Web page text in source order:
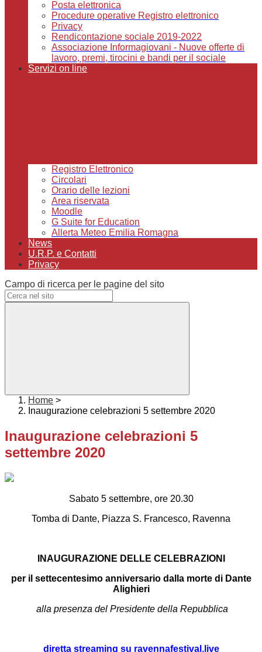
Posta elettronica
Procedure operative Registro elettronico
Privacy
Rendicontazione sociale 2019-2022
Associazione Informagiovani - Nuove offerte di
lavoro, premi, tirocini e bandi per il sociale
Servizi on line
Registro Elettronico
Circolari
Orario delle lezioni
Area riservata
Moodle
G Suite for Education
Allerta Meteo Emilia Romagna
News
U.R.P. e Contatti
Privacy
Campo di ricerca per le pagine del sito
Home >
Inaugurazione celebrazioni 5 settembre 2020
Inaugurazione celebrazioni 5
settembre 2020
Sabato 5 settembre, ore 20.30
Tomba di Dante, Piazza S. Francesco, Ravenna
INAUGURAZIONE DELLE CELEBRAZIONI
per il settecentesimo anniversario dalla morte di Dante
Alighieri
alla presenza del Presidente della Repubblica
diretta streaming su ravennafestival.live